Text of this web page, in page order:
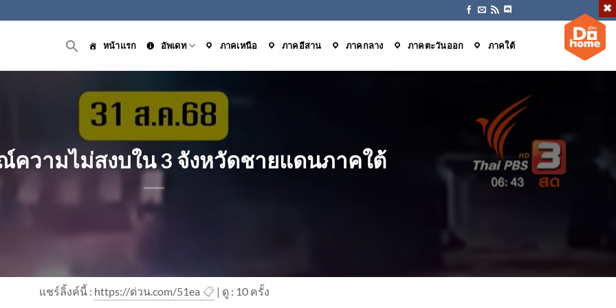
หน้าแรก อัพเดท ภาคเหนือ ภาคอีสาน ภาคกลาง ภาคตะวันออก ภาคใต้
ความไม่สงบใน 3 จังหวัดชายแดนภาคใต้
แชร์ลิ้งค์นี้ : https://ด่วน.com/51ea 📋 | ดู : 10ครั้ง